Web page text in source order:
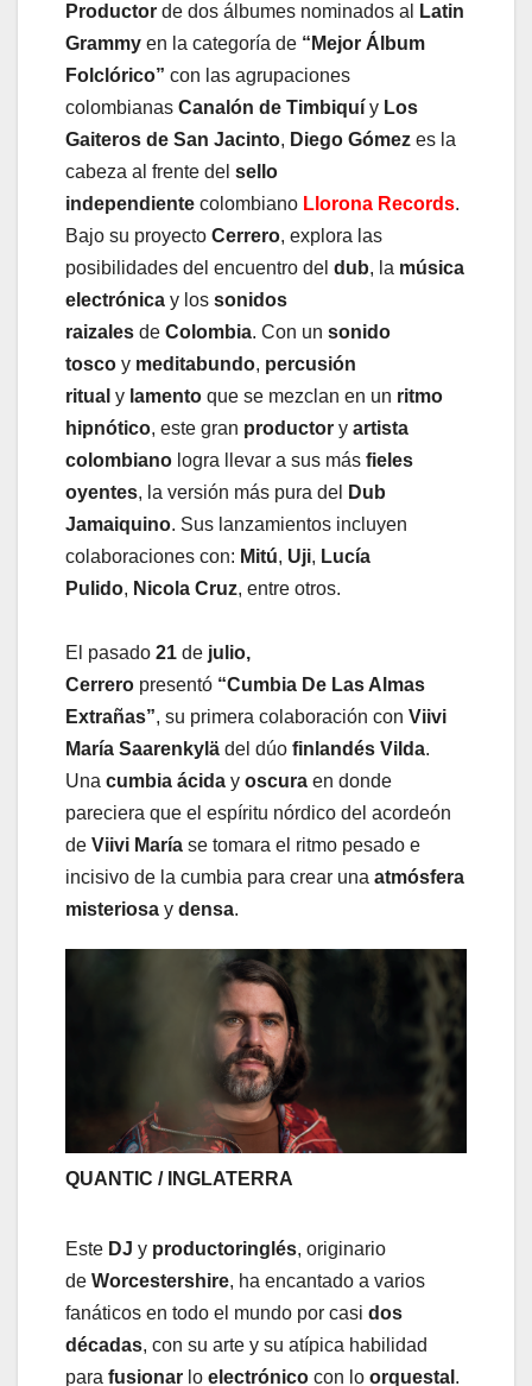
Productor de dos álbumes nominados al
Latin
Grammy en la categoría de “Mejor Álbum
Folclórico” con las agrupaciones
colombianas Canalón de Timbiquí y Los
Gaiteros de San Jacinto, Diego Gómez es la
cabeza al frente del sello
independiente colombiano Llorona Records.
Bajo su proyecto Cerrero, explora las
posibilidades del encuentro del dub, la música
electrónica y los sonidos
raizales de Colombia. Con un sonido
tosco y meditabundo, percusión
ritual y lamento que se mezclan en un ritmo
hipnótico, este gran productor y artista
colombiano logra llevar a sus más fieles
oyentes, la versión más pura del
Dub
Jamaiquino. Sus lanzamientos incluyen
colaboraciones con: Mitú, Uji, Lucía
Pulido, Nicola Cruz, entre otros.
El pasado 21 de julio,
Cerrero presentó “Cumbia De Las Almas
Extrañas”, su primera colaboración con Viivi
María Saarenkylä del dúo finlandés Vilda.
Una cumbia ácida y oscura en donde
pareciera que el espíritu nórdico del acordeón
de Viivi María se tomara el ritmo pesado e
incisivo de la cumbia para crear una atmósfera
misteriosa y densa.
QUANTIC / INGLATERRA
Este DJ y productoringlés, originario
de Worcestershire, ha encantado a varios
fanáticos en todo el mundo por casi dos
décadas, con su arte y su atípica habilidad
para fusionar lo electrónico con lo orquestal .